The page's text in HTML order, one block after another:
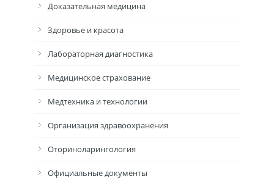
Доказательная медицина
Здоровье и красота
Лабораторная диагностика
Медицинское страхование
Медтехника и технологии
Организация здравоохранения
Оториноларингология
Официальные документы